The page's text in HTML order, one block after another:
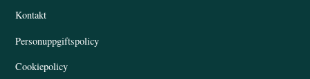
Kontakt
Personuppgiftspolicy
Cookiepolicy